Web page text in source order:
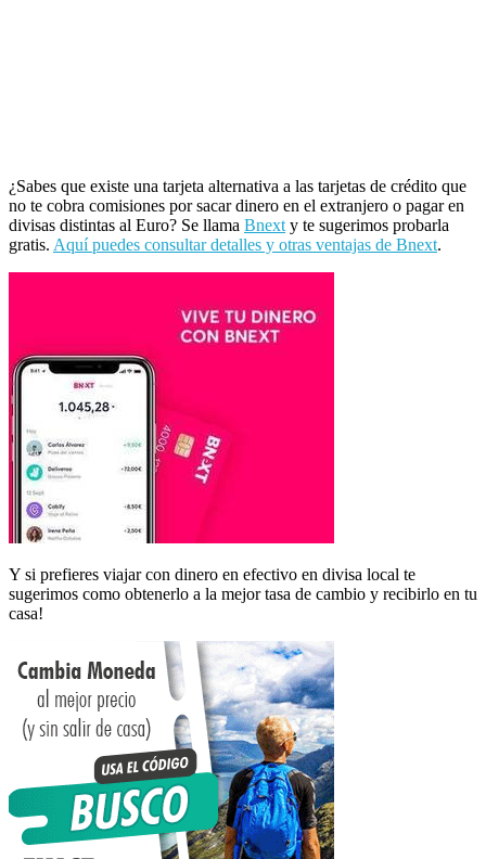
¿Sabes que existe una tarjeta alternativa a las tarjetas de crédito que
no te cobra comisiones por sacar dinero en el extranjero o pagar en
divisas distintas al Euro? Se llama Bnext y te sugerimos probarla
gratis. Aquí puedes consultar detalles y otras ventajas de Bnext.
Y si prefieres viajar con dinero en efectivo en divisa local te
sugerimos como obtenerlo a la mejor tasa de cambio y recibirlo en tu
casa!